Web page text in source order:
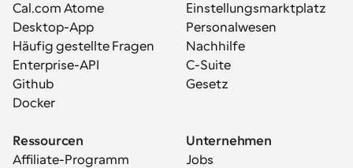
Cal.com Atome
Desktop-App
Häufig gestellte Fragen
Enterprise-API
Github
Docker
Einstellungsmarktplatz
Personalwesen
Nachhilfe
C-Suite
Gesetz
Ressourcen
Affiliate-Programm
Unternehmen
Jobs